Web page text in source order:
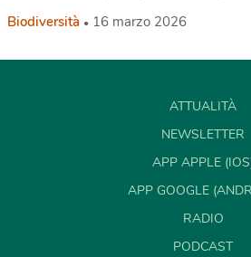
Biodiversità 16 marzo 2026
ATTUALITÀ
NEWSLETTER
APP APPLE
APP GOOGLE
RADIO
PODCAST